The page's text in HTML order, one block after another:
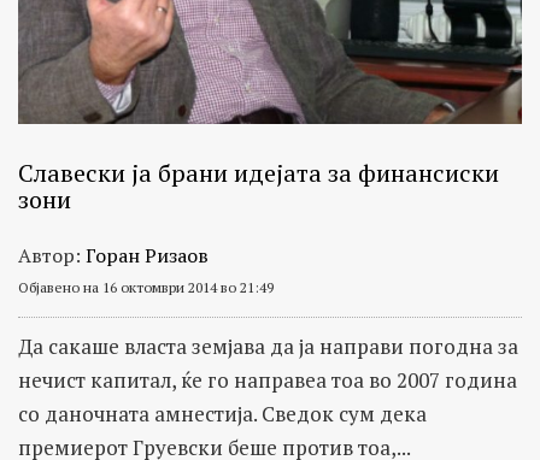
Славески ја брани идејата за финансиски
зони
Автор: Горан Ризаов
Објавено на 16 октомври 2014 во 21:49
Да сакаше власта земјава да ја направи погодна за
нечист капитал, ќе го направеа тоа во 2007 година
со даночната амнестија. Сведок сум дека
премиерот Груевски беше против тоа,...